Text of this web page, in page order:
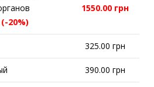
20%)
1550.00 грн
325.00 грн
390.00 грн